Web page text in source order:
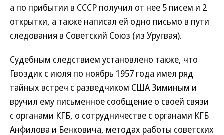
а по прибытии в СССР получил от нее 5 писем и 2
открытки, а также написал ей одно письмо в пути
следования в Советский Союз (из Уругвая).
Судебным следствием установлено также, что
Гвоздик с июля по ноябрь 1957 года имел ряд
тайных встреч с разведчиком США Зиминым и
вручил ему письменное сообщение о своей связи
с органами КГБ, о сотрудничестве с органами КГБ
Анфилова и Бенковича, методах работы советских